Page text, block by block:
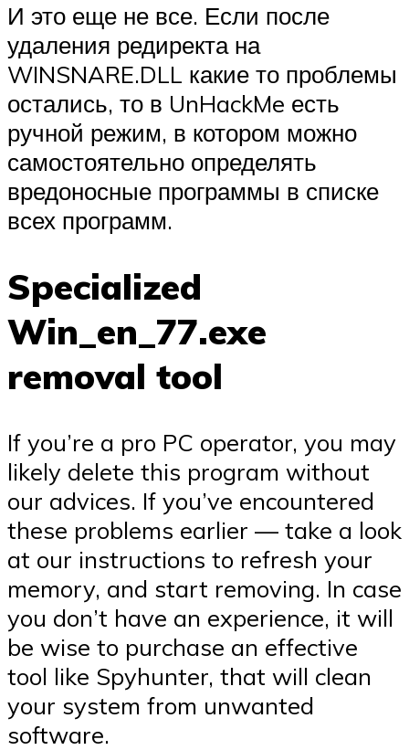
И это еще не все. Если после
удаления редиректа на
WINSNARE.DLL какие то проблемы
остались, то в UnHackMe есть
ручной режим, в котором можно
самостоятельно определять
вредоносные программы в списке
всех программ.
Specialized
Win_en_77.exe
removal tool
If you’re a pro PC operator, you may
likely delete this program without
our advices. If you’ve encountered
these problems earlier — take a look
at our instructions to refresh your
memory, and start removing. In case
you don’t have an experience, it will
be wise to purchase an effective
tool like Spyhunter, that will clean
your system from unwanted
software.